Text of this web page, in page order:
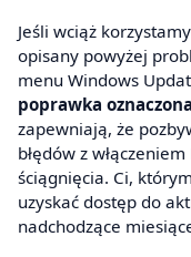
Jeśli wciąż
opisany powyżej
menu Windows
poprawka
zapewniają, że
błędów z
ściągnięcia. Ci,
uzyskać dostęp do
nadchodzące